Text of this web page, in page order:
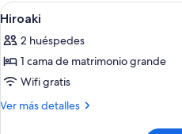
Abrir
todas
las
fotos
de
Hiroaki
3
Hiroaki
2 huéspedes
1 cama de matrimonio grande
Wifi gratis
Ver más detalles
Más